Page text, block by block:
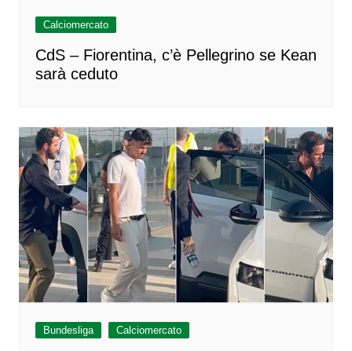
Calciomercato
CdS – Fiorentina, c’è Pellegrino se Kean
sarà ceduto
Bundesliga Calciomercato